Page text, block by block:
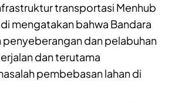
transportasi Menhub
mengatakan bahwa Bandara
dan pelabuhan
dan terutama
pembebasan lahan di